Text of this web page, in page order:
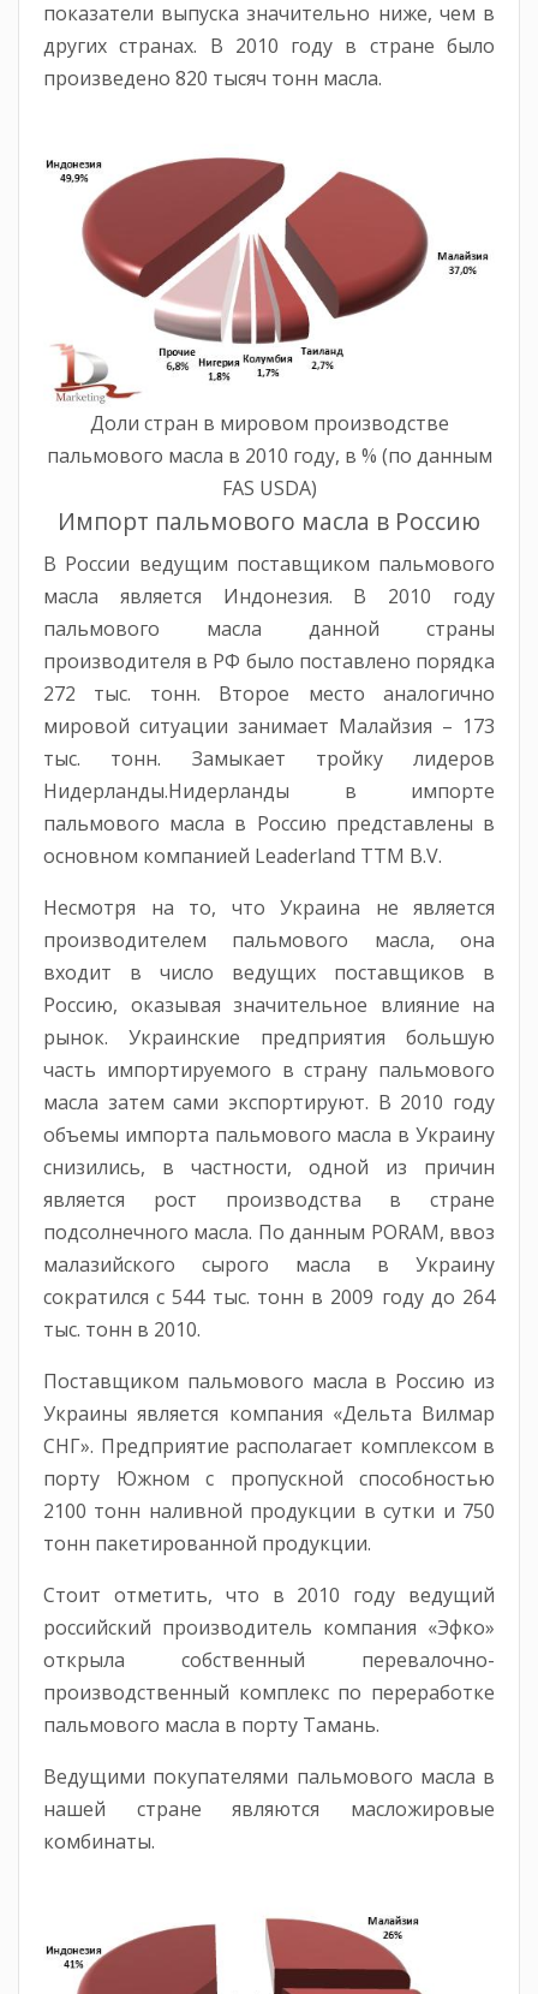
показатели выпуска значительно ниже, чем в
других странах. В 2010 году в стране было
произведено 820 тысяч тонн масла.
Доли стран в мировом производстве
пальмового масла в 2010 году, в % (по данным
FAS USDA)
Импорт пальмового масла в Россию
В России ведущим поставщиком пальмового
масла является Индонезия. В 2010 году
пальмового масла данной страны
производителя в РФ было поставлено порядка
272 тыс. тонн. Второе место аналогично
мировой ситуации занимает Малайзия – 173
тыс. тонн. Замыкает тройку лидеров
Нидерланды.Нидерланды в импорте
пальмового масла в Россию представлены в
основном компанией Leaderland TTM B.V.
Несмотря на то, что Украина не является
производителем пальмового масла, она
входит в число ведущих поставщиков в
Россию, оказывая значительное влияние на
рынок. Украинские предприятия большую
часть импортируемого в страну пальмового
масла затем сами экспортируют. В 2010 году
объемы импорта пальмового масла в Украину
снизились, в частности, одной из причин
является рост производства в стране
подсолнечного масла. По данным PORAM, ввоз
малазийского сырого масла в Украину
сократился с 544 тыс. тонн в 2009 году до 264
тыс. тонн в 2010.
Поставщиком пальмового масла в Россию из
Украины является компания «Дельта Вилмар
СНГ». Предприятие располагает комплексом в
порту Южном с пропускной способностью
2100 тонн наливной продукции в сутки и 750
тонн пакетированной продукции.
Стоит отметить, что в 2010 году ведущий
российский производитель компания «Эфко»
открыла собственный перевалочно-
производственный комплекс по переработке
пальмового масла в порту Тамань.
Ведущими покупателями пальмового масла в
нашей стране являются масложировые
комбинаты.